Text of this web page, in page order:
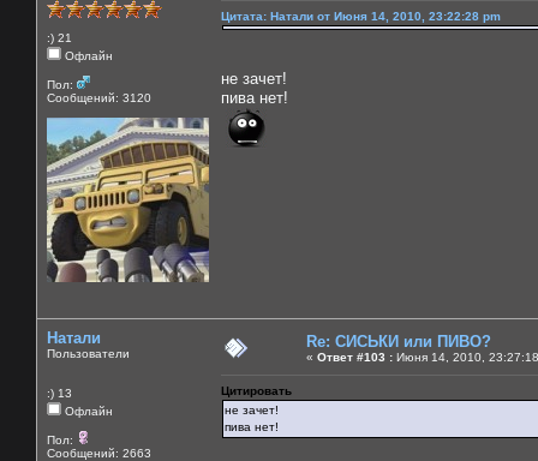
:) 21
Офлайн
Пол:
Сообщений: 3120
Цитата: Натали от Июня 14, 2010, 23:22:28 pm
не зачет!
пива нет!
Натали
Пользователи
:) 13
Офлайн
Пол:
Сообщений: 2663
Re: СИСЬКИ или ПИВО?
« Ответ #103 : Июня 14, 2010,
Цитировать
не зачет!
пива нет!